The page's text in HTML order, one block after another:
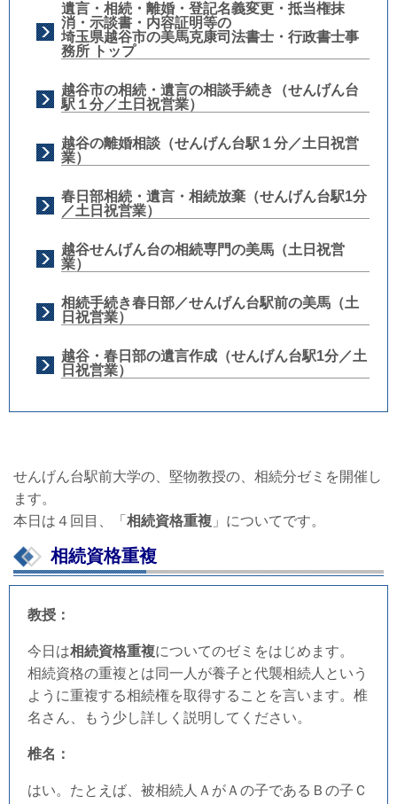
遺言・相続・離婚・登記名義変更・抵当権抹
消・示談書・内容証明等の
埼玉県越谷市の美馬克康司法書士・行政書士事
務所 トップ
越谷市の相続・遺言の相談手続き（せんげん台
駅１分／土日祝営業）
越谷の離婚相談（せんげん台駅１分／土日祝営
業）
春日部相続・遺言・相続放棄（せんげん台駅1分
／土日祝営業）
越谷せんげん台の相続専門の美馬（土日祝営
業）
相続手続き春日部／せんげん台駅前の美馬（土
日祝営業）
越谷・春日部の遺言作成（せんげん台駅1分／土
日祝営業）
せんげん台駅前大学の、堅物教授の、相続分ゼミを開催し
ます。
本日は４回目、「 相続資格重複 」についてです。
相続資格重複
教授：
今日は相続資格重複についてのゼミをはじめます。
相続資格の重複とは同一人が養子と代襲相続人という
ように重複する相続権を取得することを言います。椎
名さん、もう少し詳しく説明してください。
椎名：
はい。たとえば、被相続人ＡがＡの子であるＢの子Ｃ